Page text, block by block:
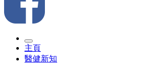
主頁
醫健新知